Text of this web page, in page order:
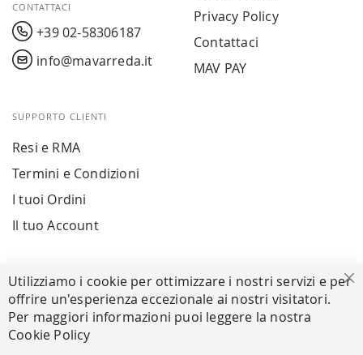
CONTATTACI
+39 02-58306187
info@mavarreda.it
Privacy Policy
Contattaci
MAV PAY
SUPPORTO CLIENTI
Resi e RMA
Termini e Condizioni
I tuoi Ordini
Il tuo Account
Utilizziamo i cookie per ottimizzare i nostri servizi e per
offrire un'esperienza eccezionale ai nostri visitatori.
Per maggiori informazioni puoi leggere la nostra
Cookie Policy